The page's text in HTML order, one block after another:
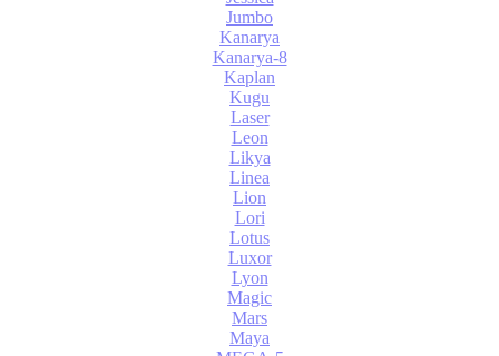
Jumbo
Kanarya
Kanarya-8
Kaplan
Kugu
Laser
Leon
Likya
Linea
Lion
Lori
Lotus
Luxor
Lyon
Magic
Mars
Maya